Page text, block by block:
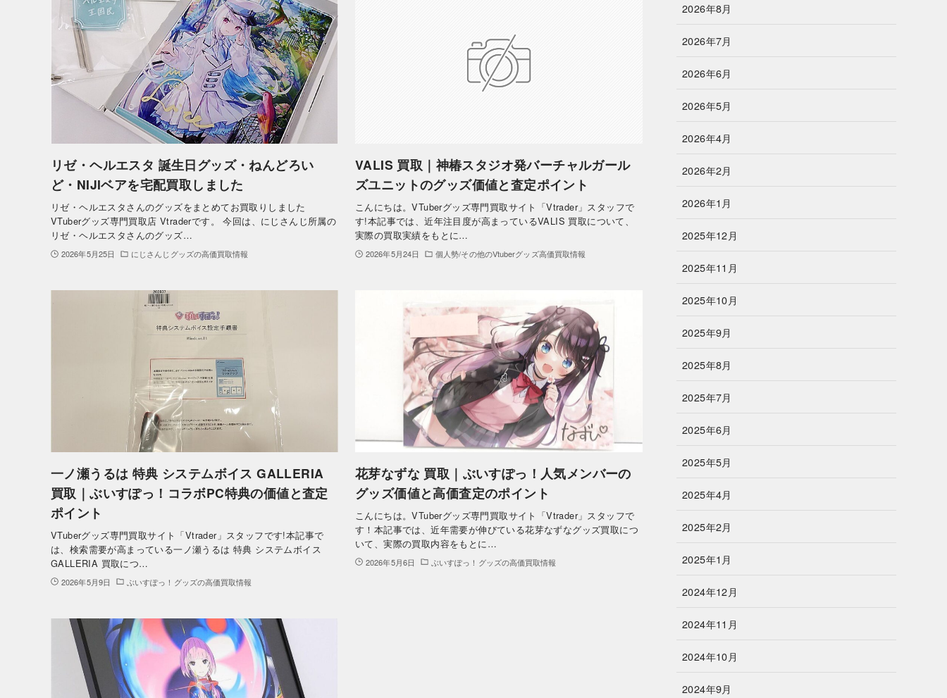
リゼ・ヘルエスタ 誕生日グッズ・ねんどろい
ど・NIJIベアを宅配買取しました
リゼ・ヘルエスタさんのグッズをまとめてお買取りしました
VTuberグッズ専門買取店 Vtraderです。 今回は、にじさんじ所属の
リゼ・ヘルエスタさんのグッズ…
2026年5月25日 にじさんじグッズの高価買取情報
VALIS 買取｜神椿スタジオ発バーチャルガール
ズユニットのグッズ価値と査定ポイント
こんにちは。VTuberグッズ専門買取サイト「Vtrader」スタッフで
す!本記事では、近年注目度が高まっているVALIS 買取について、
実際の買取実績をもとに…
2026年5月24日 個人勢/その他のVtuberグッズ高価買取情報
一ノ瀬うるは 特典 システムボイス GALLERIA
買取｜ぶいすぽっ！コラボPC特典の価値と査定
ポイント
VTuberグッズ専門買取サイト「Vtrader」スタッフです!本記事で
は、検索需要が高まっている一ノ瀬うるは 特典 システムボイス
GALLERIA 買取につ…
2026年5月9日 ぶいすぽっ！グッズの高価買取情報
花芽なずな 買取｜ぶいすぽっ！人気メンバーの
グッズ価値と高価査定のポイント
こんにちは。VTuberグッズ専門買取サイト「Vtrader」スタッフで
す！本記事では、近年需要が伸びている花芽なずなグッズ買取につ
いて、実際の買取内容をもとに…
2026年5月6日 ぶいすぽっ！グッズの高価買取情報
2026年8月
2026年7月
2026年6月
2026年5月
2026年4月
2026年2月
2026年1月
2025年12月
2025年11月
2025年10月
2025年9月
2025年8月
2025年7月
2025年6月
2025年5月
2025年4月
2025年2月
2025年1月
2024年12月
2024年11月
2024年10月
2024年9月